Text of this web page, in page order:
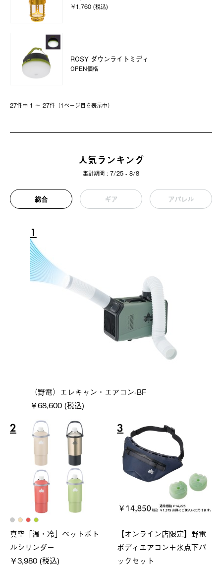
￥1,760 (税込)
ROSY ダウンライトミディ
OPEN価格
27件中 1 〜 27件（1ページ⽬を表⽰中）
人気ランキング
集計期間 : 7/25 - 8/8
総合 ギア アパレル
1
（野電）エレキャン・エアコン-BF
￥68,600 (税込)
2
真空「温・冷」ペットボト
ルシリンダー
￥3,980 (税込)
3
【オンライン店限定】野電
ボディエアコン＋氷点下パ
ックセット